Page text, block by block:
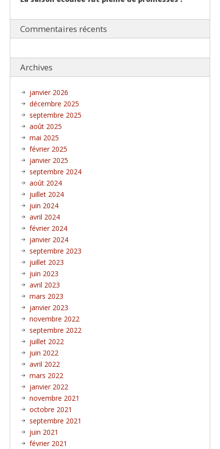
Commentaires récents
Archives
janvier 2026
décembre 2025
septembre 2025
août 2025
mai 2025
février 2025
janvier 2025
septembre 2024
août 2024
juillet 2024
juin 2024
avril 2024
février 2024
janvier 2024
septembre 2023
juillet 2023
juin 2023
avril 2023
mars 2023
janvier 2023
novembre 2022
septembre 2022
juillet 2022
juin 2022
avril 2022
mars 2022
janvier 2022
novembre 2021
octobre 2021
septembre 2021
juin 2021
février 2021